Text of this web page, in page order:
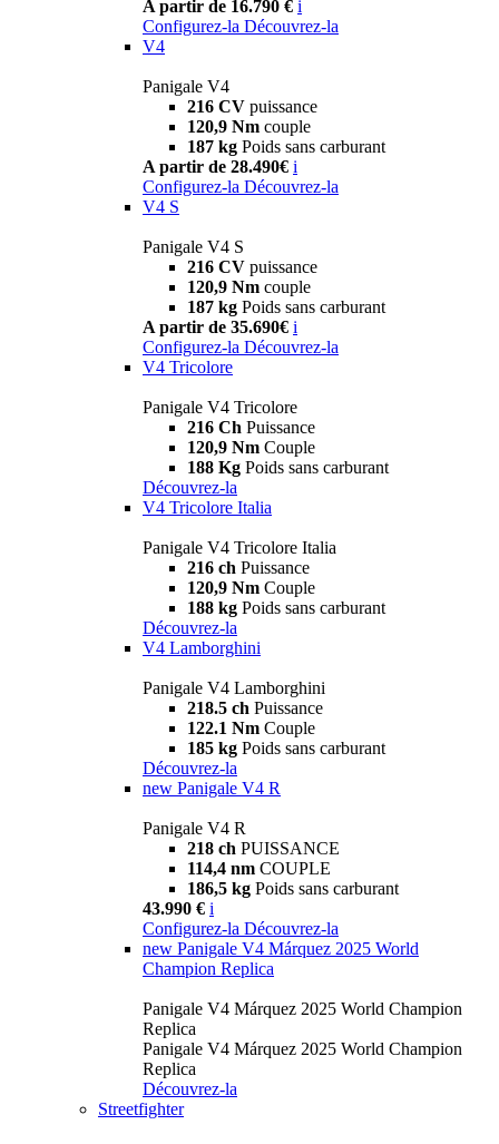
A partir de 16.790 € i
Configurez-la Découvrez-la
V4
Panigale V4
216 CV puissance
120,9 Nm couple
187 kg Poids sans carburant
A partir de 28.490€ i
Configurez-la Découvrez-la
V4 S
Panigale V4 S
216 CV puissance
120,9 Nm couple
187 kg Poids sans carburant
A partir de 35.690€ i
Configurez-la Découvrez-la
V4 Tricolore
Panigale V4 Tricolore
216 Ch Puissance
120,9 Nm Couple
188 Kg Poids sans carburant
Découvrez-la
V4 Tricolore Italia
Panigale V4 Tricolore Italia
216 ch Puissance
120,9 Nm Couple
188 kg Poids sans carburant
Découvrez-la
V4 Lamborghini
Panigale V4 Lamborghini
218.5 ch Puissance
122.1 Nm Couple
185 kg Poids sans carburant
Découvrez-la
new Panigale V4 R
Panigale V4 R
218 ch PUISSANCE
114,4 nm COUPLE
186,5 kg Poids sans carburant
43.990 € i
Configurez-la Découvrez-la
new Panigale V4 Márquez 2025 World
Champion Replica
Panigale V4 Márquez 2025 World Champion
Replica
Panigale V4 Márquez 2025 World Champion
Replica
Découvrez-la
Streetfighter